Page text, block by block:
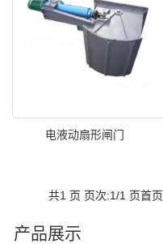
电液动扇形闸门
共1 页 页次:1/1 页首页
产品展示